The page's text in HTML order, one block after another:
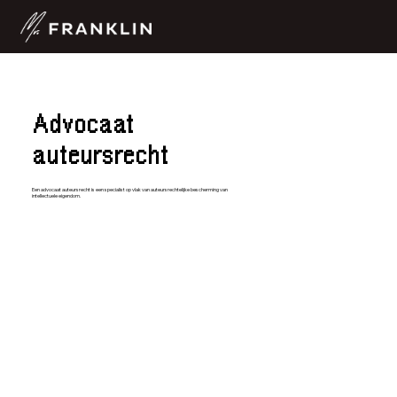
Advocaat
auteursrecht
Een advocaat auteursrecht is een specialist op vlak van auteursrechtelijke bescherming van
intellectuele eigendom.